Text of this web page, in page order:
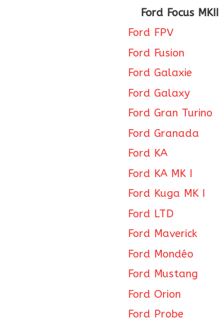
Ford Focus MKII
Ford FPV
Ford Fusion
Ford Galaxie
Ford Galaxy
Ford Gran Turino
Ford Granada
Ford KA
Ford KA MK I
Ford Kuga MK I
Ford LTD
Ford Maverick
Ford Mondéo
Ford Mustang
Ford Orion
Ford Probe